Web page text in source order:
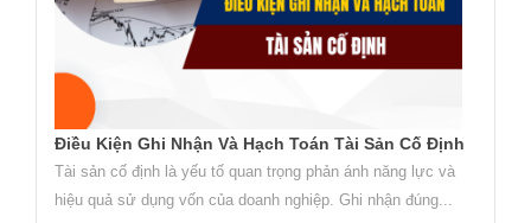
Điều Kiện Ghi Nhận Và Hạch Toán Tài Sản Cố Định
Tài sản cố định là yếu tố quan trọng phản ánh năng lực và
hiệu quả sử dụng vốn của doanh nghiệp. Ghi nhận đúng...